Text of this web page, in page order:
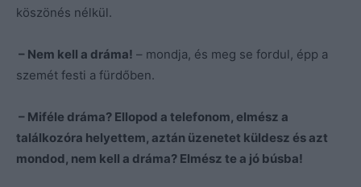
köszönés nélkül.
– Nem kell a dráma! – mondja, és meg se fordul, épp a
szemét festi a fürdőben.
– Miféle dráma? Ellopod a telefonom, elmész a
találkozóra helyettem, aztán üzenetet küldesz és azt
mondod, nem kell a dráma? Elmész te a jó búsba!